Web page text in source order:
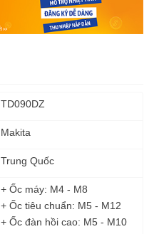
TD090DZ
Makita
Trung Quốc
+ Ốc máy: M4 - M8
+ Ốc tiêu chuẩn: M5 - M12
+ Ốc đàn hồi cao: M5 - M10